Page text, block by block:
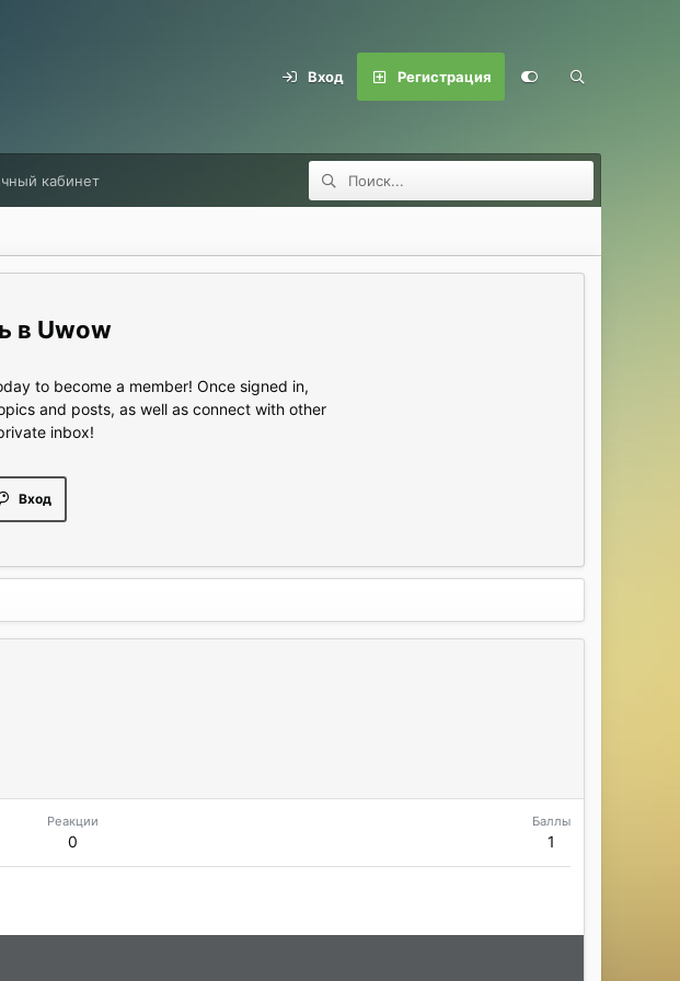
Вход Регистрация
кабинет
Uwow
to become a member! Once signed in,
and posts, as well as connect with other
inbox!
Вход
Реакции
0
Баллы
1